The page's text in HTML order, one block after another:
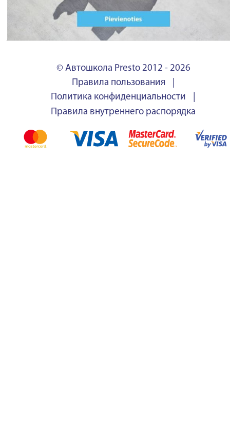
© Автошкола Presto 2012 - 2026
Правила пользования
Политика конфиденциальности
Правила внутреннего распорядка